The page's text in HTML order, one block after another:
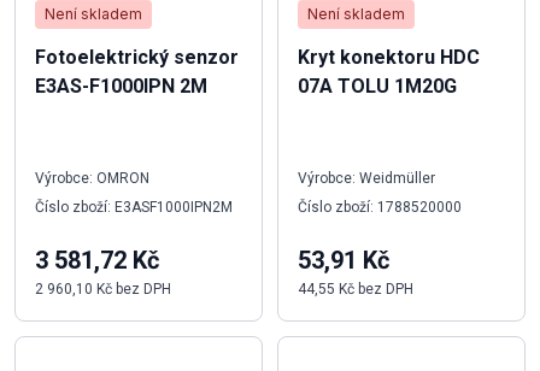
Není skladem
Fotoelektrický senzor
E3AS-F1000IPN 2M
Výrobce: OMRON
Číslo zboží: E3ASF1000IPN2M
3 581,72 Kč
2 960,10 Kč bez DPH
Není skladem
Kryt konektoru HDC
07A TOLU 1M20G
Výrobce: Weidmüller
Číslo zboží: 1788520000
53,91 Kč
44,55 Kč bez DPH